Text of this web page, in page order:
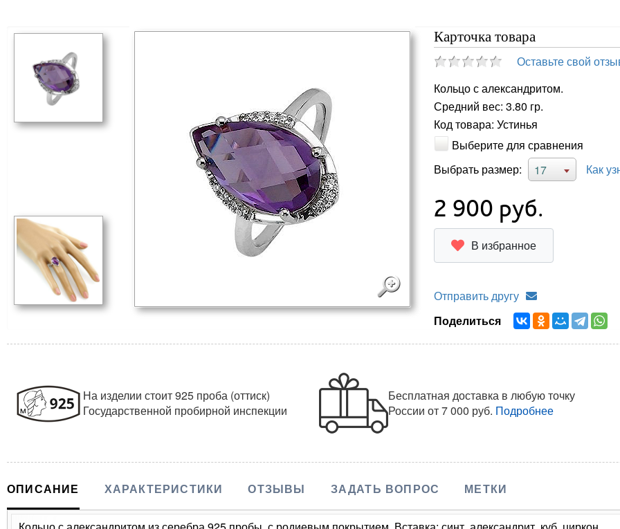
Карточка товара
Оставьте свой
Кольцо с александритом.
Средний вес: 3.80 гр.
Код товара: Устинья
Выберите для сравнения
Выбрать размер:
17 Как
2 900 руб.
В избранное
Отправить другу
Поделиться
На изделии стоит 925 проба (оттиск)
Государственной пробирной инспекции
Бесплатная доставка в любую точку
Россииот 7 000 руб. Подробнее
ОПИСАНИЕ ХАРАКТЕРИСТИКИ ОТЗЫВЫ ЗАДАТЬ ВОПРОС МЕТКИ